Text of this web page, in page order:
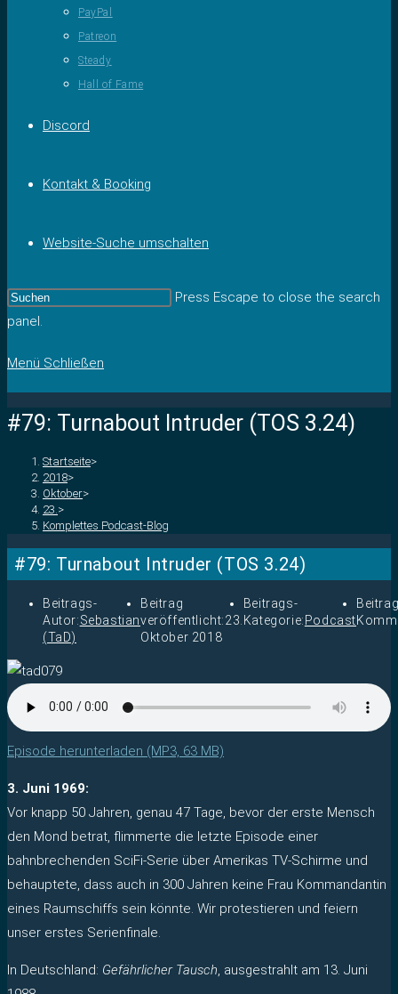
PayPal
Patreon
Steady
Hall of Fame
Discord
Kontakt & Booking
Website-Suche umschalten
Press Escape to close the search
panel.
Menü Schließen
#79: Turnabout Intruder (TOS 3.24)
Startseite>
2018>
Oktober>
23. >
Komplettes Podcast-Blog
#79: Turnabout Intruder (TOS 3.24)
Beitrags-
Autor:Sebastian
(TaD)
Beitrag
veröffentlicht:23.
Oktober 2018
Beitrags-
Kategorie: Podcast
Episode herunterladen (MP3, 63 MB)
3. Juni 1969:
Vor knapp 50 Jahren, genau 47 Tage, bevor der erste Mensch
den Mond betrat, flimmerte die letzte Episode einer
bahnbrechenden SciFi-Serie über Amerikas TV-Schirme und
behauptete, dass auch in 300 Jahren keine Frau Kommandantin
eines Raumschiffs sein könnte. Wir protestieren und feiern
unser erstes Serienfinale.
In Deutschland: Gefährlicher Tausch, ausgestrahlt am 13. Juni